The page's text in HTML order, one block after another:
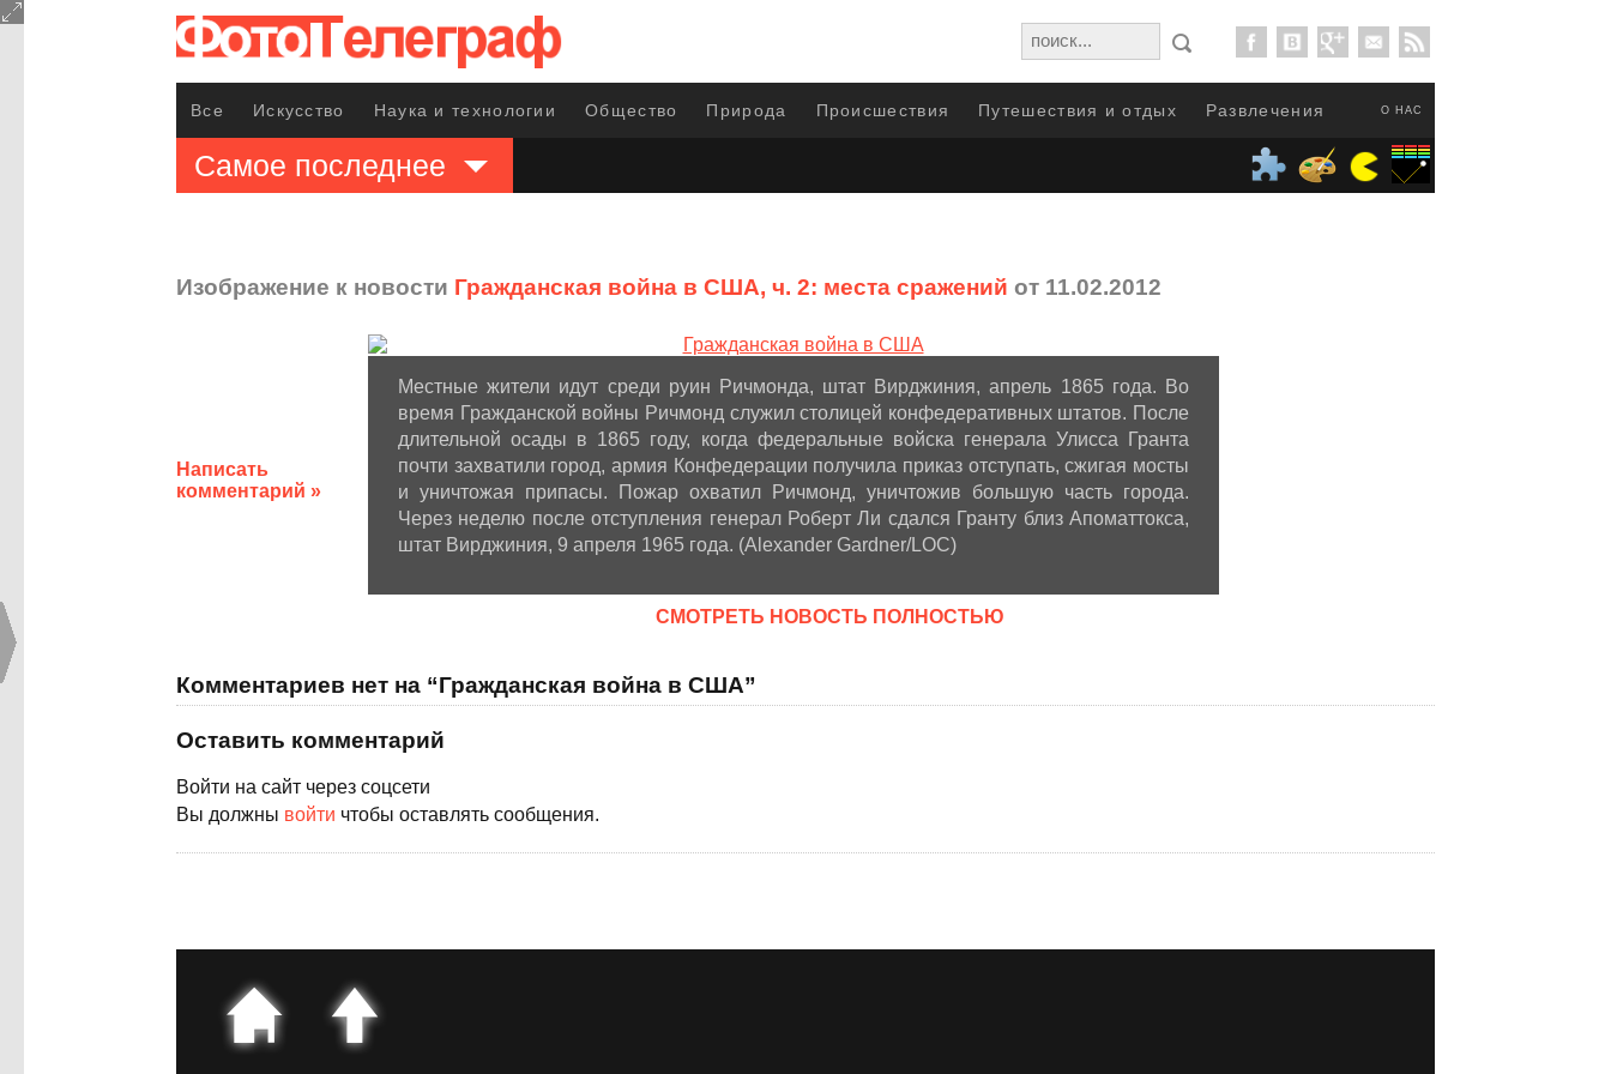
О НАС
Все Искусство Наука и технологии Общество Природа Происшествия Путешествия и отдых Развлечения
Самое последнее
Изображение к новости Гражданская война в США, ч. 2: места сражений от 11.02.2012
Написать
комментарий »
Местные жители идут среди руин Ричмонда, штат Вирджиния, апрель 1865 года. Во
время Гражданской войны Ричмонд служил столицей конфедеративных штатов. После
длительной осады в 1865 году, когда федеральные войска генерала Улисса Гранта
почти захватили город, армия Конфедерации получила приказ отступать, сжигая мосты
и уничтожая припасы. Пожар охватил Ричмонд, уничтожив большую часть города.
Через неделю после отступления генерал Роберт Ли сдался Гранту близ Апоматтокса,
штат Вирджиния, 9 апреля 1965 года. (Alexander Gardner/LOC)
CМОТРЕТЬ НОВОСТЬ ПОЛНОСТЬЮ
Комментариев нет на “Гражданская война в США”
Оставить комментарий
Войти на сайт через соцсети
Вы должны войти чтобы оставлять сообщения.